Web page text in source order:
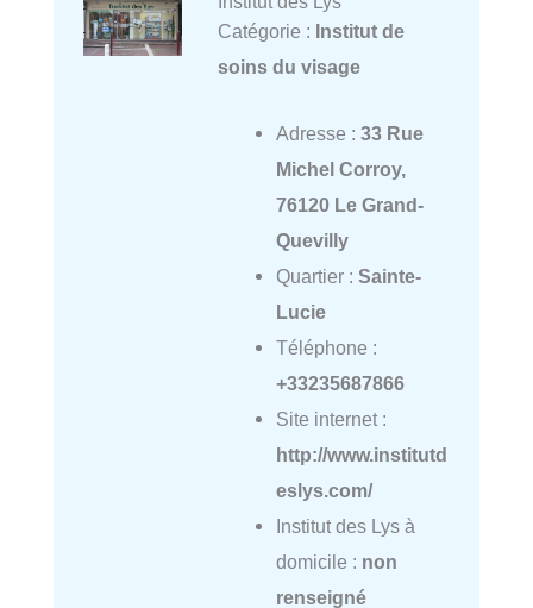
Catégorie : Institut de
soins du visage
Adresse : 33 Rue
Michel Corroy,
76120 Le Grand-
Quevilly
Quartier : Sainte-
Lucie
Téléphone :
+33235687866
Site internet :
http://www.institutd
eslys.com/
Institut des Lys à
domicile : non
renseigné